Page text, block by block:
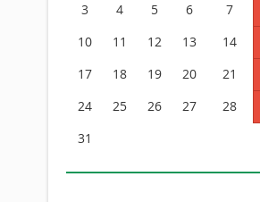
3
4 5 6 7
10
11 12 13 14
17
18 19 20 21
24
25 26 27 28
31